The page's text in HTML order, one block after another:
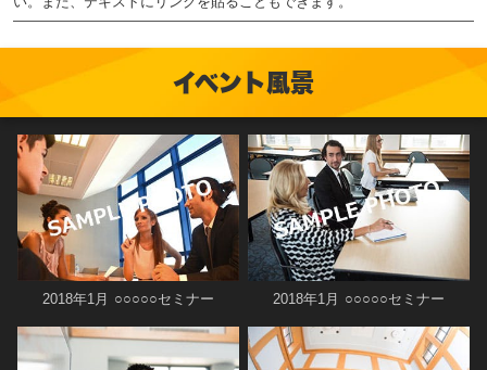
イベント風景
2018年1月 ○○○○○セミナー 2018年1月 ○○○○○セミナー